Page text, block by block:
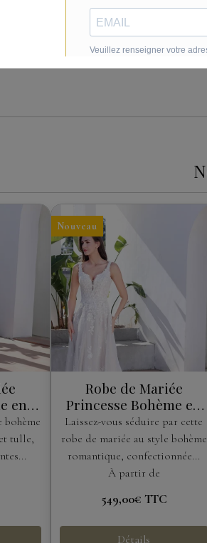
commandé une robe sur mesure et le
en
avec
bohème
tulle,
Nouveau
Robe de Mariée
Princesse Bohème en
Tulle Pailleté et
Dentelle Florale
Laissez-vous séduire par cette
robe de mariée au style bohème
romantique, confectionnée...
À partir de
549,00€ TTC
Détails